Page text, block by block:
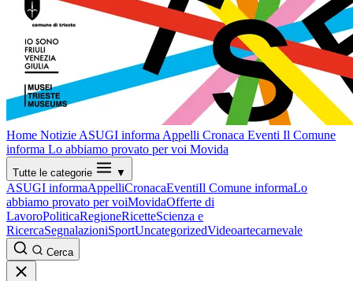
Home Notizie ASUGI informa Appelli Cronaca Eventi Il Comune
informa Lo abbiamo provato per voi Movida
Tutte le categorie ▼
ASUGI informaAppelliCronacaEventiIl Comune informaLo
abbiamo provato per voiMovidaOfferte di
LavoroPoliticaRegioneRicetteScienza e
RicercaSegnalazioniSportUncategorizedVideoartecarnevale
Cerca